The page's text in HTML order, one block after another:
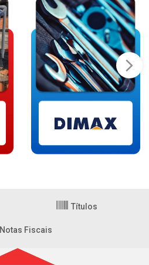
Títulos
Notas Fiscais